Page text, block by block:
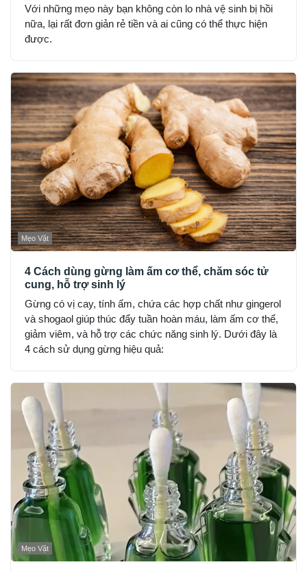
Với những mẹo này bạn không còn lo nhà vệ sinh bị hồi
nữa, lại rất đơn giản rẻ tiền và ai cũng có thể thực hiện
được.
Mẹo Vặt
4 Cách dùng gừng làm ấm cơ thể, chăm sóc tử
cung, hỗ trợ sinh lý
Gừng có vị cay, tính ấm, chứa các hợp chất như gingerol
và shogaol giúp thúc đẩy tuần hoàn máu, làm ấm cơ thể,
giảm viêm, và hỗ trợ các chức năng sinh lý. Dưới đây là
4 cách sử dụng gừng hiệu quả:
Mẹo Vặt